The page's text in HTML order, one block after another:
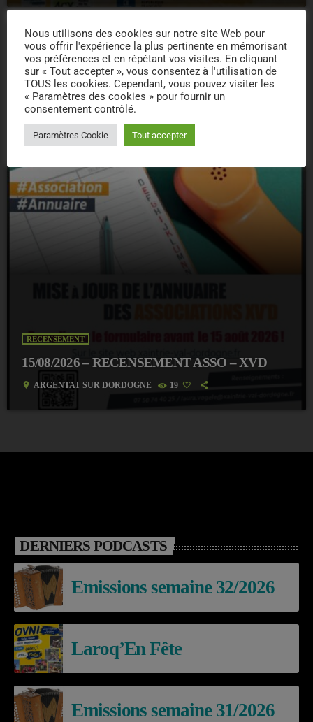
today
RECENSEMENT
15/08/2026 – RECENSEMENT ASSO – XVD
location_on ARGENTAT SUR DORDOGNE 19
DERNIERS PODCASTS
Emissions semaine 32/2026
Laroq’En Fête
Emissions semaine 31/2026
Nous utilisons des cookies sur notre site Web pour
vous offrir l'expérience la plus pertinente en mémorisant
vos préférences et en répétant vos visites. En cliquant
sur « Tout accepter », vous consentez à l'utilisation de
TOUS les cookies. Cependant, vous pouvez visiter les
« Paramètres des cookies » pour fournir un
consentement contrôlé.
Paramètres Cookie Tout accepter